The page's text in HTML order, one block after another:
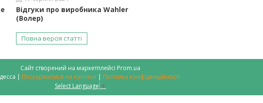
Відгуки про виробника Wahler
(Волер)
Повна версія статті
Сайт створений на маркетплейсі Prom.ua
Авто Одесса | Поскаржитися на контент | Політика конфіденційності
Select Language ▼